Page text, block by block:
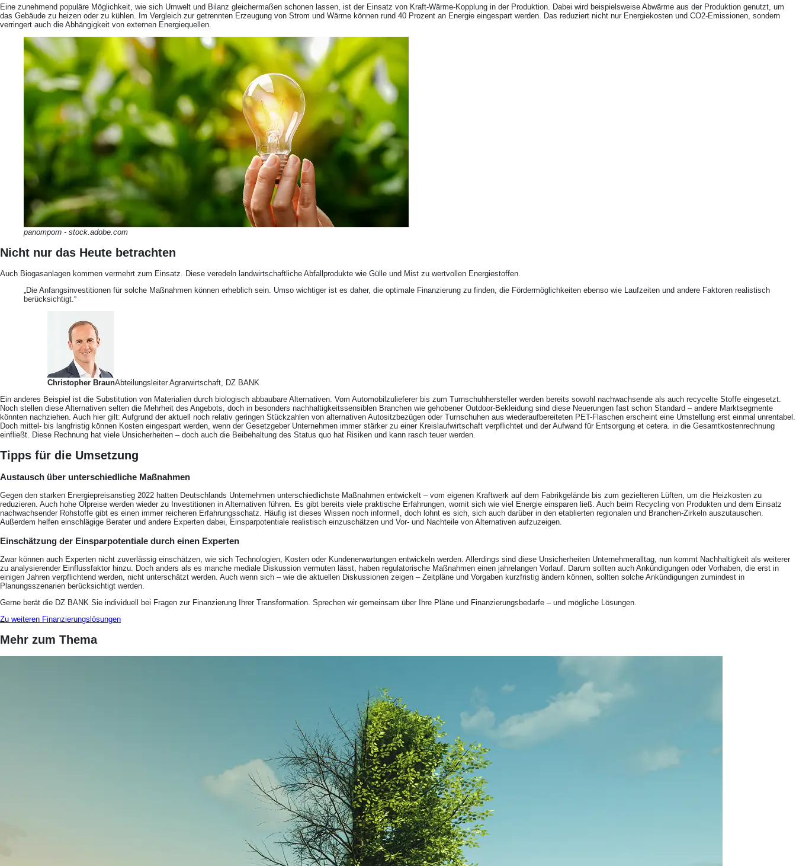
Eine zunehmend populäre Möglichkeit, wie sich Umwelt und Bilanz gleichermaßen schonen lassen, ist der Einsatz von Kraft-Wärme-Kopplung in der Produktion. Dabei wird beispielsweise Abwärme aus der Produktion genutzt, um
das Gebäude zu heizen oder zu kühlen. Im Vergleich zur getrennten Erzeugung von Strom und Wärme können rund 40 Prozent an Energie eingespart werden. Das reduziert nicht nur Energiekosten und CO2-Emissionen, sondern
verringert auch die Abhängigkeit von externen Energiequellen.
panomporn - stock.adobe.com
Nicht nur das Heute betrachten
Auch Biogasanlagen kommen vermehrt zum Einsatz. Diese veredeln landwirtschaftliche Abfallprodukte wie Gülle und Mist zu wertvollen Energiestoffen.
„Die Anfangsinvestitionen für solche Maßnahmen können erheblich sein. Umso wichtiger ist es daher, die optimale Finanzierung zu finden, die Fördermöglichkeiten ebenso wie Laufzeiten und andere Faktoren realistisch
berücksichtigt.“
Christopher BraunAbteilungsleiter Agrarwirtschaft, DZ BANK
Ein anderes Beispiel ist die Substitution von Materialien durch biologisch abbaubare Alternativen. Vom Automobilzulieferer bis zum Turnschuhhersteller werden bereits sowohl nachwachsende als auch recycelte Stoffe eingesetzt.
Noch stellen diese Alternativen selten die Mehrheit des Angebots, doch in besonders nachhaltigkeitssensiblen Branchen wie gehobener Outdoor-Bekleidung sind diese Neuerungen fast schon Standard – andere Marktsegmente
könnten nachziehen. Auch hier gilt: Aufgrund der aktuell noch relativ geringen Stückzahlen von alternativen Autositzbezügen oder Turnschuhen aus wiederaufbereiteten PET-Flaschen erscheint eine Umstellung erst einmal unrentabel.
Doch mittel- bis langfristig können Kosten eingespart werden, wenn der Gesetzgeber Unternehmen immer stärker zu einer Kreislaufwirtschaft verpflichtet und der Aufwand für Entsorgung et cetera. in die Gesamtkostenrechnung
einfließt. Diese Rechnung hat viele Unsicherheiten – doch auch die Beibehaltung des Status quo hat Risiken und kann rasch teuer werden.
Tipps für die Umsetzung
Austausch über unterschiedliche Maßnahmen
Gegen den starken Energiepreisanstieg 2022 hatten Deutschlands Unternehmen unterschiedlichste Maßnahmen entwickelt – vom eigenen Kraftwerk auf dem Fabrikgelände bis zum gezielteren Lüften, um die Heizkosten zu
reduzieren. Auch hohe Ölpreise werden wieder zu Investitionen in Alternativen führen. Es gibt bereits viele praktische Erfahrungen, womit sich wie viel Energie einsparen ließ. Auch beim Recycling von Produkten und dem Einsatz
nachwachsender Rohstoffe gibt es einen immer reicheren Erfahrungsschatz. Häufig ist dieses Wissen noch informell, doch lohnt es sich, sich auch darüber in den etablierten regionalen und Branchen-Zirkeln auszutauschen.
Außerdem helfen einschlägige Berater und andere Experten dabei, Einsparpotentiale realistisch einzuschätzen und Vor- und Nachteile von Alternativen aufzuzeigen.
Einschätzung der Einsparpotentiale durch einen Experten
Zwar können auch Experten nicht zuverlässig einschätzen, wie sich Technologien, Kosten oder Kundenerwartungen entwickeln werden. Allerdings sind diese Unsicherheiten Unternehmeralltag, nun kommt Nachhaltigkeit als weiterer
zu analysierender Einflussfaktor hinzu. Doch anders als es manche mediale Diskussion vermuten lässt, haben regulatorische Maßnahmen einen jahrelangen Vorlauf. Darum sollten auch Ankündigungen oder Vorhaben, die erst in
einigen Jahren verpflichtend werden, nicht unterschätzt werden. Auch wenn sich – wie die aktuellen Diskussionen zeigen – Zeitpläne und Vorgaben kurzfristig ändern können, sollten solche Ankündigungen zumindest in
Planungsszenarien berücksichtigt werden.
Gerne berät die DZ BANK Sie individuell bei Fragen zur Finanzierung Ihrer Transformation. Sprechen wir gemeinsam über Ihre Pläne und Finanzierungsbedarfe – und mögliche Lösungen.
Zu weiteren Finanzierungslösungen
Mehr zum Thema